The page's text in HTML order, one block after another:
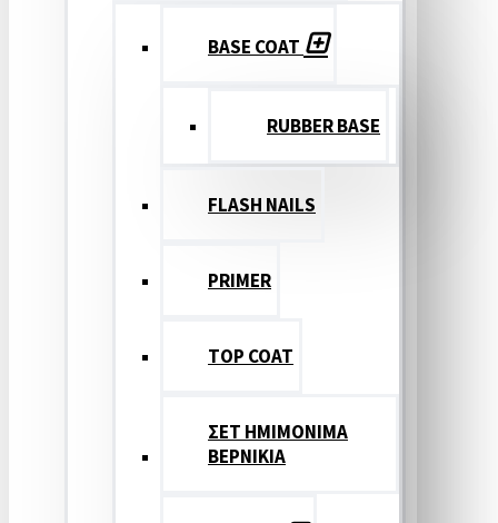
BASE COAT
RUBBER BASE
FLASH NAILS
PRIMER
TOP COAT
ΣΕΤ ΗΜΙΜΟΝΙΜΑ
ΒΕΡΝΙΚΙΑ